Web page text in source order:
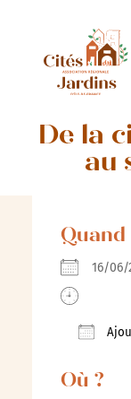
De la
au
Quand
16/
Où ?